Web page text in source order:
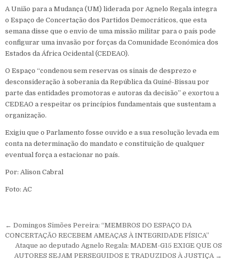
A União para a Mudança (UM) liderada por Agnelo Regala integra
o Espaço de Concertação dos Partidos Democráticos, que esta
semana disse que o envio de uma missão militar para o país pode
configurar uma invasão por forças da Comunidade Económica dos
Estados da África Ocidental (CEDEAO).
O Espaço “condenou sem reservas os sinais de desprezo e
desconsideração à soberania da República da Guiné-Bissau por
parte das entidades promotoras e autoras da decisão” e exortou a
CEDEAO a respeitar os princípios fundamentais que sustentam a
organização.
Exigiu que o Parlamento fosse ouvido e a sua resolução levada em
conta na determinação do mandato e constituição de qualquer
eventual força a estacionar no país.
Por: Alison Cabral
Foto: AC
Navegação de Post
← Domingos Simões Pereira: “MEMBROS DO ESPAÇO DA
CONCERTAÇÃO RECEBEM AMEAÇAS À INTEGRIDADE FÍSICA”
Ataque ao deputado Agnelo Regala: MADEM-G15 EXIGE QUE OS
AUTORES SEJAM PERSEGUIDOS E TRADUZIDOS À JUSTIÇA →